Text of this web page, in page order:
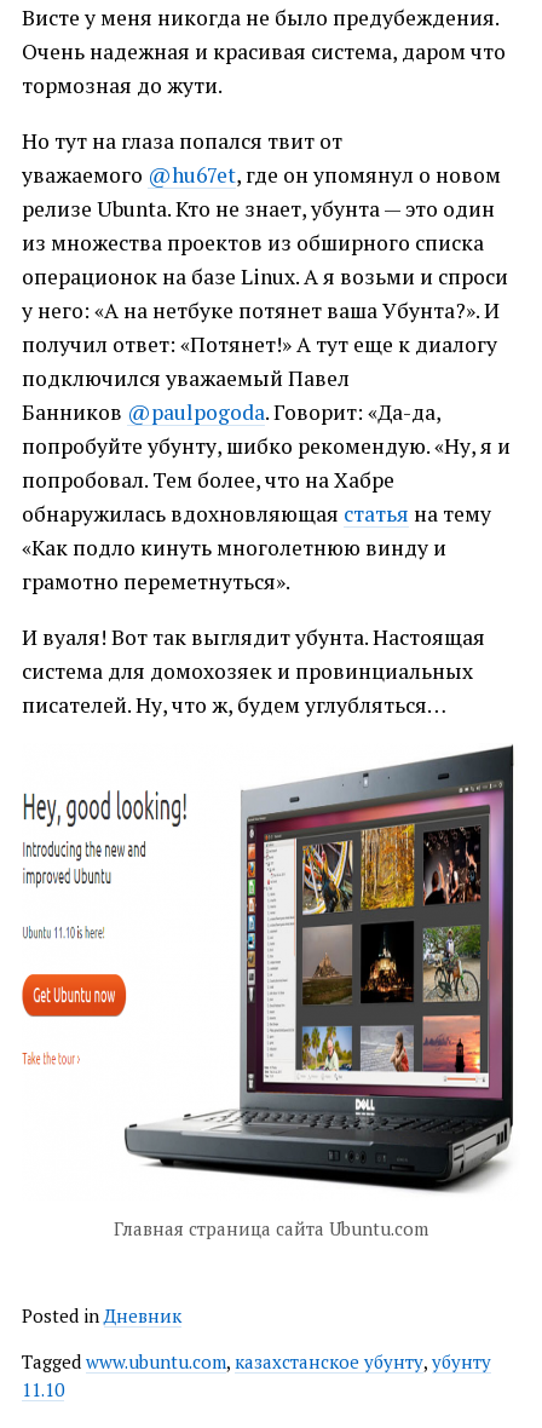
Висте у меня никогда не было предубеждения.
Очень надежная и красивая система, даром что
тормозная до жути.
Но тут на глаза попался твит от
уважаемого @hu67et, где он упомянул о новом
релизе Ubunta. Кто не знает, убунта — это один
из множества проектов из обширного списка
операционок на базе Linux. А я возьми и спроси
у него: «А на нетбуке потянет ваша Убунта?». И
получил ответ: «Потянет!» А тут еще к диалогу
подключился уважаемый Павел
Банников @paulpogoda. Говорит: «Да-да,
попробуйте убунту, шибко рекомендую. «Ну, я и
попробовал. Тем более, что на Хабре
обнаружилась вдохновляющая статья на тему
«Как подло кинуть многолетнюю винду и
грамотно переметнуться».
И вуаля! Вот так выглядит убунта. Настоящая
система для домохозяек и провинциальных
писателей. Ну, что ж, будем углубляться…
Главная страница сайта Ubuntu.com
Posted inДневник
Tagged www.ubuntu.com, казахстанское убунту, убунту
11.10